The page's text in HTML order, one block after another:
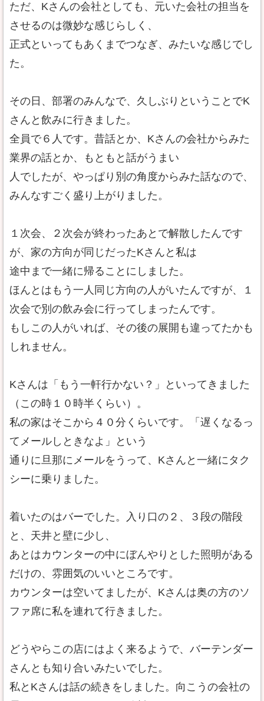
ただ、Kさんの会社としても、元いた会社の担当を
させるのは微妙な感じらしく、
正式といってもあくまでつなぎ、みたいな感じでし
た。
その日、部署のみんなで、久しぶりということでK
さんと飲みに行きました。
全員で６人です。昔話とか、Kさんの会社からみた
業界の話とか、もともと話がうまい
人でしたが、やっぱり別の角度からみた話なので、
みんなすごく盛り上がりました。
１次会、２次会が終わったあとで解散したんです
が、家の方向が同じだったKさんと私は
途中まで一緒に帰ることにしました。
ほんとはもう一人同じ方向の人がいたんですが、１
次会で別の飲み会に行ってしまったんです。
もしこの人がいれば、その後の展開も違ってたかも
しれません。
Kさんは「もう一軒行かない？」といってきました
（この時１０時半くらい）。
私の家はそこから４０分くらいです。「遅くなるっ
てメールしときなよ」という
通りに旦那にメールをうって、Kさんと一緒にタク
シーに乗りました。
着いたのはバーでした。入り口の２、３段の階段
と、天井と壁に少し、
あとはカウンターの中にぼんやりとした照明がある
だけの、雰囲気のいいところです。
カウンターは空いてましたが、Kさんは奥の方のソ
ファ席に私を連れて行きました。
どうやらこの店にはよく来るようで、バーテンダー
さんとも知り合いみたいでした。
私とKさんは話の続きをしました。向こうの会社の